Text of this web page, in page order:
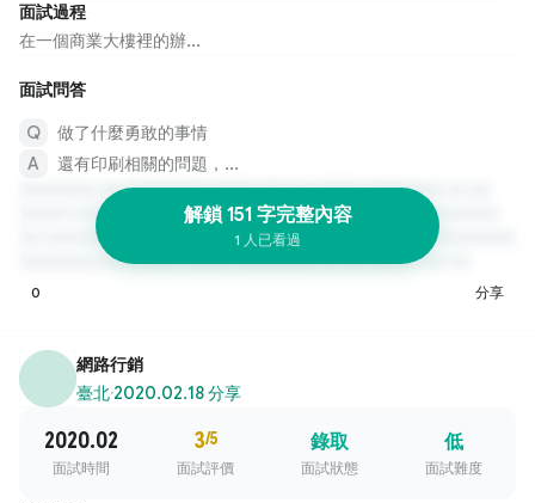
面試過程
在一個商業大樓裡的辦...
面試問答
做了什麼勇敢的事情
還有印刷相關的問題，...
解鎖 151 字完整內容
1 人已看過
0 分享
網路行銷
臺北·2020.02.18 分享
2020.02
面試時間
3/5
面試評價
錄取
面試狀態
低
面試難度